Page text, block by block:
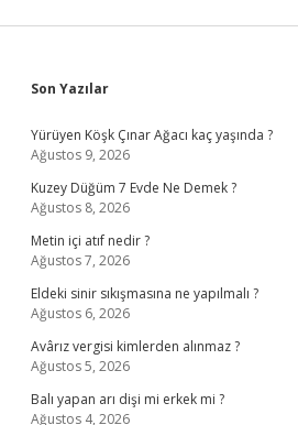
Sidebar
Son Yazılar
Yürüyen Köşk Çınar Ağacı kaç yaşında ?
Ağustos 9, 2026
Kuzey Düğüm 7 Evde Ne Demek ?
Ağustos 8, 2026
Metin içi atıf nedir ?
Ağustos 7, 2026
Eldeki sinir sıkışmasına ne yapılmalı ?
Ağustos 6, 2026
Avârız vergisi kimlerden alınmaz ?
Ağustos 5, 2026
Balı yapan arı dişi mi erkek mi ?
Ağustos 4, 2026